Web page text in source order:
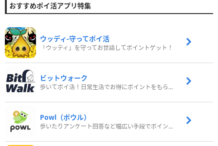
おすすめポイ活アプリ特集
ウッディ‐守ってポイ活
「ウッディ」を守ってお世話してポイントゲット！
ビットウォーク
歩いてポイ活！日常生活でお得にポイントをもらおう
Powl（ポウル）
歩いたりアンケート回答など幅広い手段でポイントをゲット